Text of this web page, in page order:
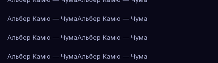
Альбер Камю — ЧумаАльбер Камю — Чума
Альбер Камю — ЧумаАльбер Камю — Чума
Альбер Камю — ЧумаАльбер Камю — Чума